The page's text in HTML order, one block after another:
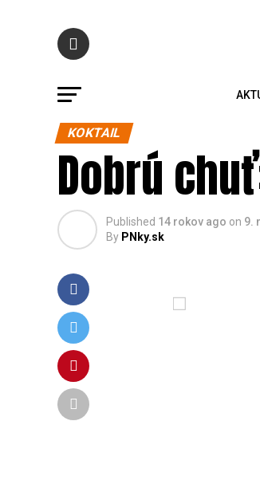
KOKTAIL
Dobrú
Published 14 rokov ago on 9.
By PNky.sk